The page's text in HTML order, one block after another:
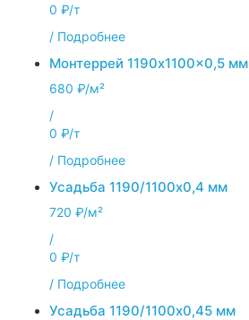
0 ₽/т
/ Подробнее
Монтеррей 1190x1100x0,5 мм
680 ₽/м²
/
0 ₽/т
/ Подробнее
Усадьба 1190/1100x0,4 мм
720 ₽/м²
/
0 ₽/т
/ Подробнее
Усадьба 1190/1100x0,45 мм